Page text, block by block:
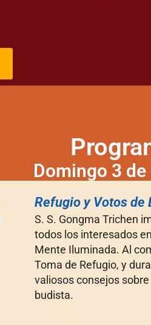
Domingo 3
Refugio y Votos de
S. S. Gongma Trichen
todos los interesados
Mente Iluminada. Al
Toma de Refugio, y
valiosos consejos
budista.